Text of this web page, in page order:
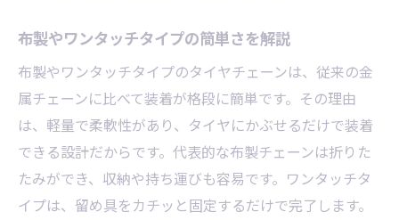
布製やワンタッチタイプの簡単さを解説
布製やワンタッチタイプのタイヤチェーンは、従来の金
属チェーンに比べて装着が格段に簡単です。その理由
は、軽量で柔軟性があり、タイヤにかぶせるだけで装着
できる設計だからです。代表的な布製チェーンは折りた
たみができ、収納や持ち運びも容易です。ワンタッチタ
イプは、留め具をカチッと固定するだけで完了します。